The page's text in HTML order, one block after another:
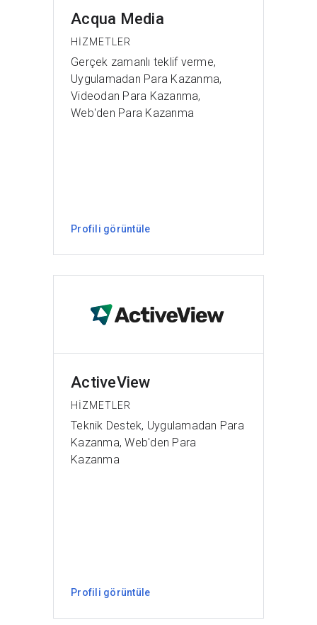
Acqua Media
HIZMETLER
Gerçek zamanlı teklif verme,
Uygulamadan Para Kazanma,
Videodan Para Kazanma,
Web'den Para Kazanma
Profili görüntüle
ActiveView
HIZMETLER
Teknik Destek, Uygulamadan Para
Kazanma, Web'den Para
Kazanma
Profili görüntüle